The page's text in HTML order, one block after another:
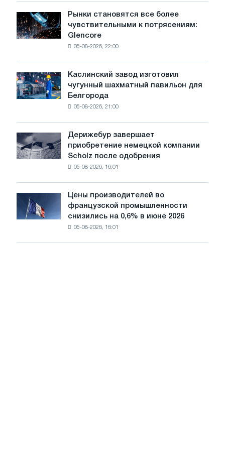
контроля
Рынки
становятся
все
потрясениям:
Glencore
Рынки становятся все более
чувствительными к потрясениям:
Glencore
05-08-2026, 22:00
Каслинский
завод
изготовил
для
Белгорода
Каслинский завод изготовил
чугунный шахматный павильон для
Белгорода
05-08-2026, 21:00
Дерижебур
завершает
приобретение
после
одобрения
Европейской
Дерижебур завершает
приобретение немецкой компании
Scholz после одобрения
05-08-2026, 16:01
Цены
производителей
во
Цены производителей во
французской промышленности
снизились на 0,6% в июне 2026
05-08-2026, 16:01